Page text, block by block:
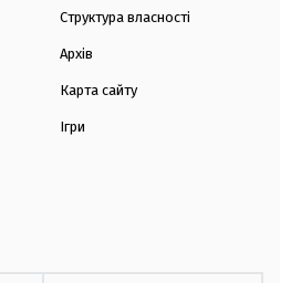
Структура власності
Архів
Карта сайту
Ігри